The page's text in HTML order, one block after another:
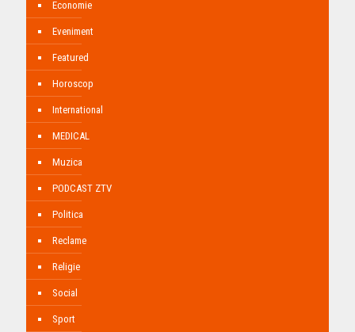
Economie
Eveniment
Featured
Horoscop
International
MEDICAL
Muzica
PODCAST ZTV
Politica
Reclame
Religie
Social
Sport